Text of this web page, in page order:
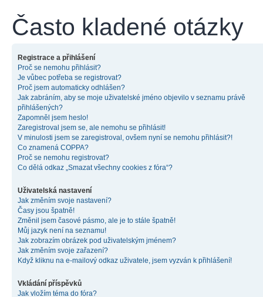
Často kladené otázky
Registrace a přihlášení
Proč se nemohu přihlásit?
Je vůbec potřeba se registrovat?
Proč jsem automaticky odhlášen?
Jak zabráním, aby se moje uživatelské jméno objevilo v seznamu právě
přihlášených?
Zapomněl jsem heslo!
Zaregistroval jsem se, ale nemohu se přihlásit!
V minulosti jsem se zaregistroval, ovšem nyní se nemohu přihlásit?!
Co znamená COPPA?
Proč se nemohu registrovat?
Co dělá odkaz „Smazat všechny cookies z fóra“?
Uživatelská nastavení
Jak změním svoje nastavení?
Časy jsou špatně!
Změnil jsem časové pásmo, ale je to stále špatně!
Můj jazyk není na seznamu!
Jak zobrazím obrázek pod uživatelským jménem?
Jak změním svoje zařazení?
Když kliknu na e-mailový odkaz uživatele, jsem vyzván k přihlášení!
Vkládání příspěvků
Jak vložím téma do fóra?